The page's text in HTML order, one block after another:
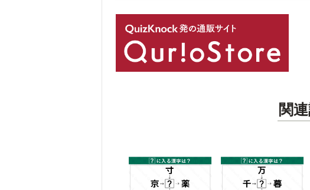
関